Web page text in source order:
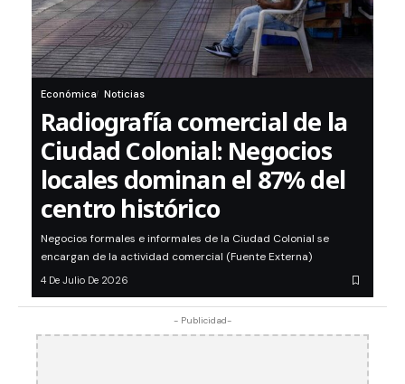
Económica Noticias
Radiografía comercial de la
Ciudad Colonial: Negocios
locales dominan el 87% del
centro histórico
Negocios formales e informales de la Ciudad Colonial se
encargan de la actividad comercial (Fuente Externa)
4 De Julio De 2026
- Publicidad-